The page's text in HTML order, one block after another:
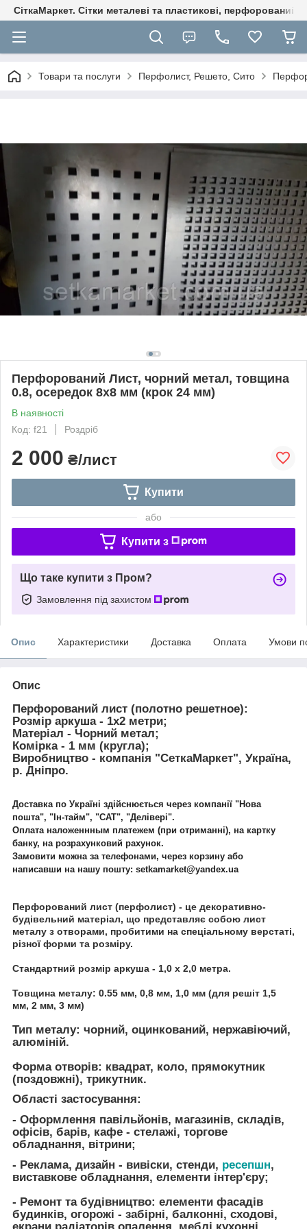
СіткаМаркет. Cітки металеві та пластикові, перфорований
Товари та послуги Перфолист, Решето, Сито
Перфорований Лист, чорний метал, товщина
0.8, осередок 8х8 мм (крок 24 мм)
В наявності
Код: f21
Роздріб
2 000 ₴/лист
Купити
або
Купити з
Що таке купити з Пром?
Замовлення під захистом
Опис Характеристики Доставка Оплата Умови
Опис
Перфорований лист (полотно решетное):
Розмір аркуша- 1х2 метри;
Матеріал - Чорний метал;
Комірка- 1 мм (кругла);
Виробництво - компанія "СеткаМаркет", Україна,
р. Дніпро.
Доставка по Україні здійснюється через компанії "Нова
пошта", "Ін-тайм", "САТ", "Делівері".
Оплата наложеннным платежем (при отриманні), на картку
банку, на розрахунковий рахунок.
Замовити можна за телефонами, через корзину або
написавши на нашу пошту: setkamarket@yandex.ua
Перфорований лист (перфолист) - це декоративно-
будівельний матеріал, що представляє собою лист
металу з отворами, пробитими на спеціальному верстаті,
різної форми та розміру.
Стандартний розмір аркуша - 1,0 х 2,0 метра.
Товщина металу: 0.55 мм, 0,8 мм, 1,0 мм (для решіт 1,5
мм, 2 мм, 3 мм)
Тип металу: чорний, оцинкований, нержавіючий,
алюміній.
Форма отворів: квадрат, коло, прямокутник
(поздовжні), трикутник.
Області застосування:
- Оформлення павільйонів, магазинів, складів,
офісів, барів, кафе - стелажі, торгове
обладнання, вітрини;
- Реклама, дизайн - вивіски, стенди, ресепшн,
виставкове обладнання, елементи інтер'єру;
- Ремонт та будівництво: елементи фасадів
будинків, огорожі - забірні, балконні, сходові,